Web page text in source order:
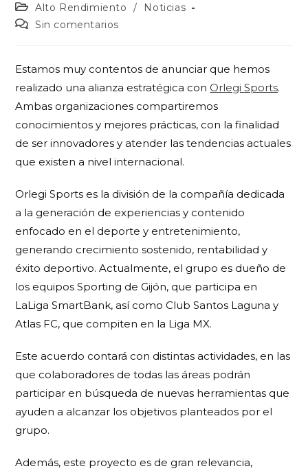
Alto Rendimiento
/
Noticias
Sin comentarios
Estamos muy contentos de anunciar que hemos
realizado una alianza estratégica con Orlegi Sports.
Ambas organizaciones compartiremos
conocimientos y mejores prácticas, con la finalidad
de ser innovadores y atender las tendencias actuales
que existen a nivel internacional.
Orlegi Sports es la división de la compañía dedicada
a la generación de experiencias y contenido
enfocado en el deporte y entretenimiento,
generando crecimiento sostenido, rentabilidad y
éxito deportivo. Actualmente, el grupo es dueño de
los equipos Sporting de Gijón, que participa en
LaLiga SmartBank, así como Club Santos Laguna y
Atlas FC, que compiten en la Liga MX.
Este acuerdo contará con distintas actividades, en las
que colaboradores de todas las áreas podrán
participar en búsqueda de nuevas herramientas que
ayuden a alcanzar los objetivos planteados por el
grupo.
Además, este proyecto es de gran relevancia,